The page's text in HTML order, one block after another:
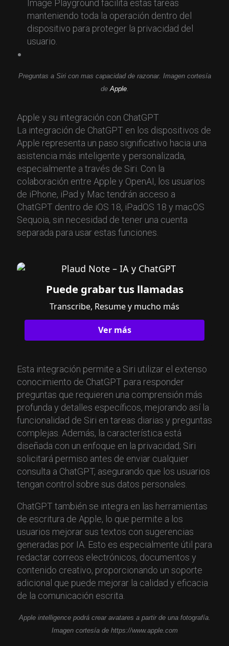
Image Playground facilita estas tareas
manteniendo toda la operación dentro del
dispositivo para proteger la privacidad del
usuario.
Preguntas a Siri con mas capacidad de razonar. Imagen cortesía
deApple.
Apple y su integración con ChatGPT
La integración de ChatGPT en los dispositivos de
Apple representa un paso significativo hacia una
asistencia más inteligente y personalizada,
especialmente a través de Siri. Con la
colaboración entre Apple y OpenAI, los usuarios
de iPhone, iPad y Mac tendrán acceso a
ChatGPT dentro de iOS 18, iPadOS 18 y macOS
Sequoia, sin necesidad de tener una cuenta
separada para usar estas funciones.
Puede grabar tus llamadas
Transcribe, Resume y mucho más
Ver más
Esta integración permite a Siri utilizar el extenso
conocimiento de ChatGPT para responder
preguntas que requieren una comprensión más
profunda y detalles específicos, mejorando así la
funcionalidad de Siri en tareas diarias y preguntas
complejas. Además, la característica está
diseñada con un enfoque en la privacidad; Siri
solicitará permiso antes de enviar cualquier
consulta a ChatGPT, asegurando que los usuarios
tengan control sobre sus datos personales.
ChatGPT también se integra en las herramientas
de escritura de Apple, lo que permite a los
usuarios mejorar sus textos con sugerencias
generadas por IA. Esto es especialmente útil para
redactar correos electrónicos, documentos y
contenido creativo, proporcionando un soporte
adicional que puede mejorar la calidad y eficacia
de la comunicación escrita.​
Apple intelligence podrá crear avatares a partir de una fotografía.
Imagen cortesía de https://www.apple.com